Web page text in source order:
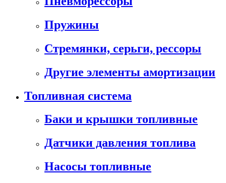
Пружины
Стремянки, серьги, рессоры
Другие элементы амортизации
Топливная система
Баки и крышки топливные
Датчики давления топлива
Насосы топливные